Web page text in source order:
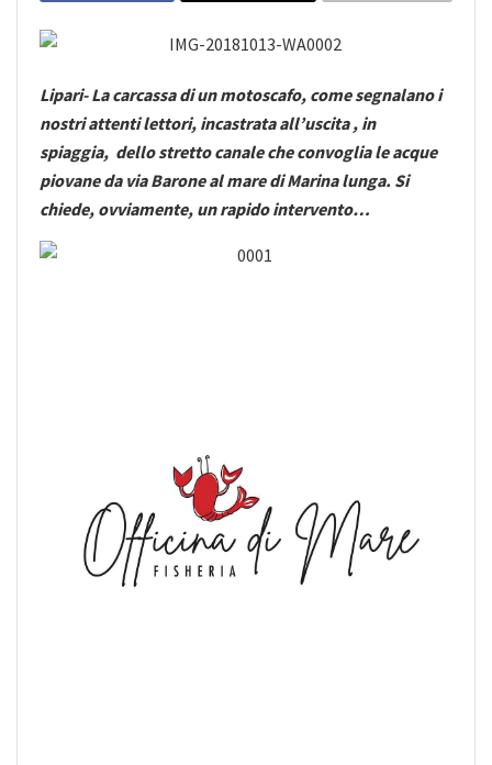
Lipari- La carcassa di un motoscafo, come segnalano i
nostri attenti lettori, incastrata all’uscita , in
spiaggia, dello stretto canale che convoglia le acque
piovane da via Barone al mare di Marina lunga. Si
chiede, ovviamente, un rapido intervento…